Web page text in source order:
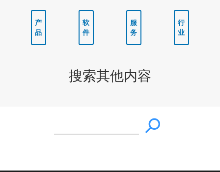
产
品
软
件
服
务
行
业
搜索其他内容